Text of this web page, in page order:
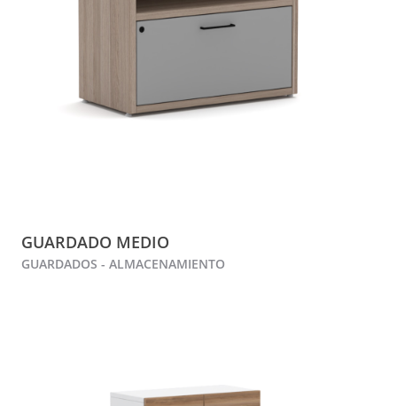
GUARDADO MEDIO
GUARDADOS - ALMACENAMIENTO